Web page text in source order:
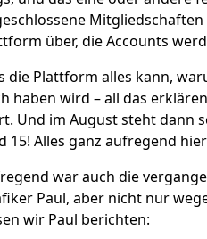
über, die Accounts
die Plattform alles kann,
haben wird – all das
Und im August steht dann
15! Alles ganz aufregend hier
war auch die
Paul, aber nicht nur
wir Paul berichten: